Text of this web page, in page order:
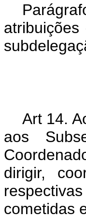
Art 14.
aos
dirigir,
cometidas